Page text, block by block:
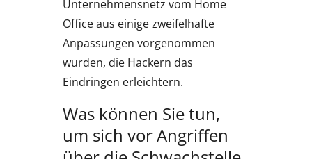
Unternehmensnetz vom Home
Office aus einige zweifelhafte
Anpassungen vorgenommen
wurden, die Hackern das
Eindringen erleichtern.
Was können Sie tun,
um sich vor Angriffen